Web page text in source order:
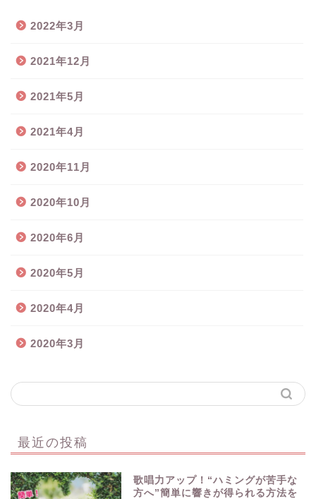
2022年3月
2021年12月
2021年5月
2021年4月
2020年11月
2020年10月
2020年6月
2020年5月
2020年4月
2020年3月
最近の投稿
歌唱力アップ！“ハミングが苦手な
方へ”簡単に響きが得られる方法を